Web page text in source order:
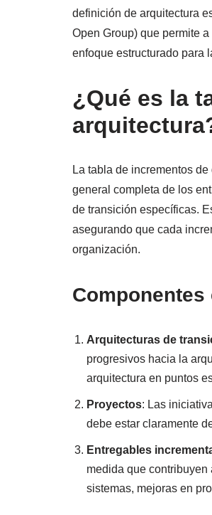
definición de arquitectura
Open Group) que permite
enfoque estructurado para
¿Qué es la
La tabla de incrementos
general completa de los
de transición específicas.
asegurando que cada
organización.
Arquitecturas de
progresivos hacia la
arquitectura en puntos
Proyectos: Las
debe estar claramente
Entregables
medida que
sistemas, mejoras en